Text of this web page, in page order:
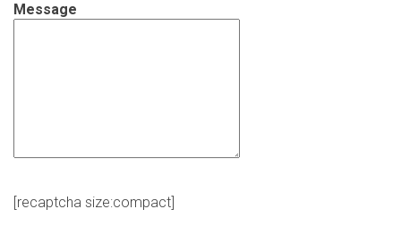
Message
[recaptcha size:compact]